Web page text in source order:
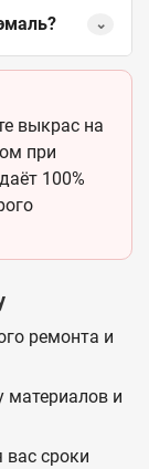
⌄
выкрас на
при
100%
ремонта и
материалов и
сроки